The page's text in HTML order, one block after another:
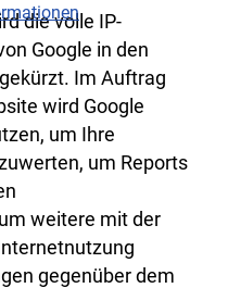
die volle IP-
Google in den
Im Auftrag
wird Google
um Ihre
um Reports
weitere mit der
gegenüber dem